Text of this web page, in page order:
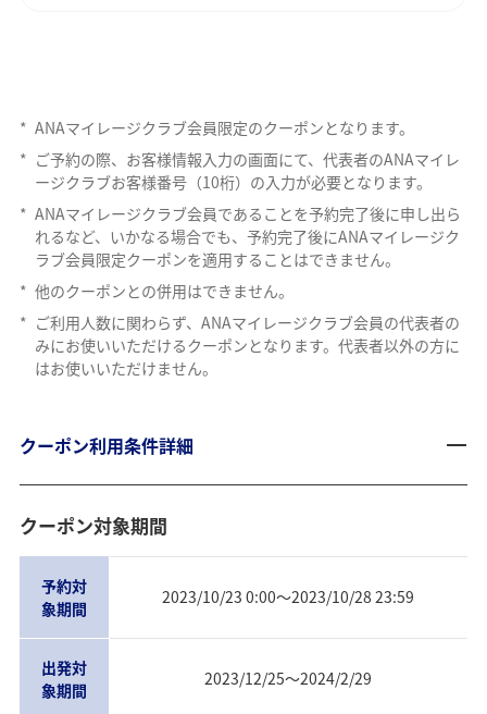
* ANAマイレージクラブ会員限定のクーポンとなります。
* ご予約の際、お客様情報入力の画面にて、代表者のANAマイレ
ージクラブお客様番号（10桁）の入力が必要となります。
* ANAマイレージクラブ会員であることを予約完了後に申し出ら
れるなど、いかなる場合でも、予約完了後にANAマイレージク
ラブ会員限定クーポンを適用することはできません。
* 他のクーポンとの併用はできません。
* ご利用人数に関わらず、ANAマイレージクラブ会員の代表者の
みにお使いいただけるクーポンとなります。代表者以外の方に
はお使いいただけません。
クーポン利用条件詳細
クーポン対象期間
予約対
象期間
2023/10/23 0:00〜2023/10/28 23:59
出発対
象期間
2023/12/25〜2024/2/29